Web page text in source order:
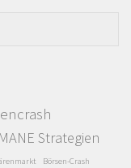
Strategien
Börsen-Crash